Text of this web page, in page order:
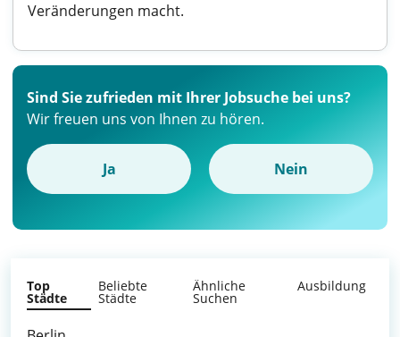
Veränderungen macht.
Sind Sie zufrieden mit Ihrer Jobsuche bei uns?
Wir freuen uns von Ihnen zu hören.
Ja Nein
Top
Städte
Beliebte
Städte
Ähnliche
Suchen
Ausbildung